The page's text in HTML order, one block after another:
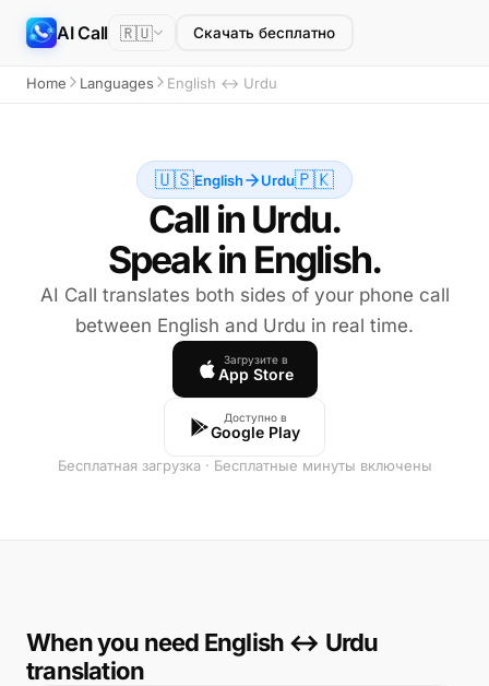
AI Call 🇷🇺 Скачать бесплатно
Home Languages English ↔ Urdu
🇺🇸English Urdu🇵🇰
Call in Urdu.
Speak in English.
AI Call translates both sides of your phone call
between English and Urdu in real time.
Загрузите в
App Store
Доступно в
Google Play
Бесплатная загрузка · Бесплатные минуты включены
When you need English ↔ Urdu
translation